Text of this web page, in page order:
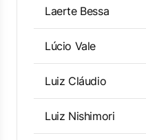
Laerte Bessa
Lúcio Vale
Luiz Cláudio
Luiz Nishimori